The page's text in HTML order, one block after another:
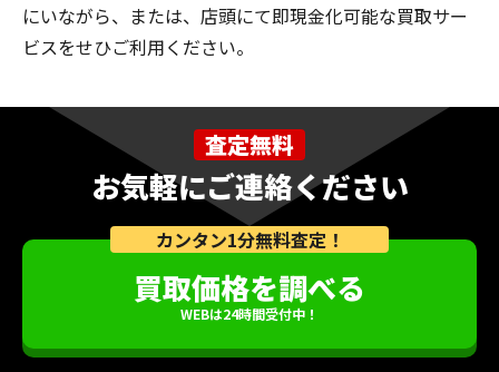
にいながら、または、店頭にて即現金化可能な買取サー
ビスをせひご利用ください。
査定無料
お気軽にご連絡ください
カンタン1分無料査定！
買取価格を調べる
WEBは24時間受付中！